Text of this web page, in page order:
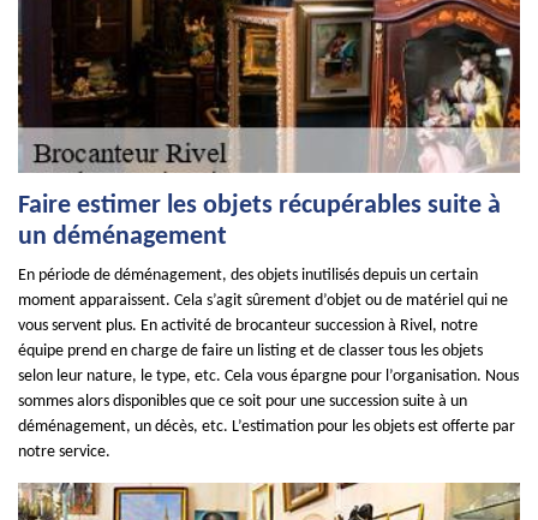
Faire estimer les objets récupérables suite à
un déménagement
En période de déménagement, des objets inutilisés depuis un certain
moment apparaissent. Cela s’agit sûrement d’objet ou de matériel qui ne
vous servent plus. En activité de brocanteur succession à Rivel, notre
équipe prend en charge de faire un listing et de classer tous les objets
selon leur nature, le type, etc. Cela vous épargne pour l’organisation. Nous
sommes alors disponibles que ce soit pour une succession suite à un
déménagement, un décès, etc. L’estimation pour les objets est offerte par
notre service.